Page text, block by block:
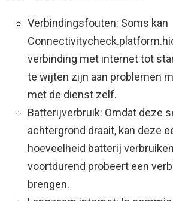
Verbindingsfouten: Soms kan
verbinding met internet tot
te wijten zijn aan problemen
met de dienst zelf.
Batterijverbruik: Omdat deze
achtergrond draait, kan deze
hoeveelheid batterij
voortdurend probeert een
brengen.